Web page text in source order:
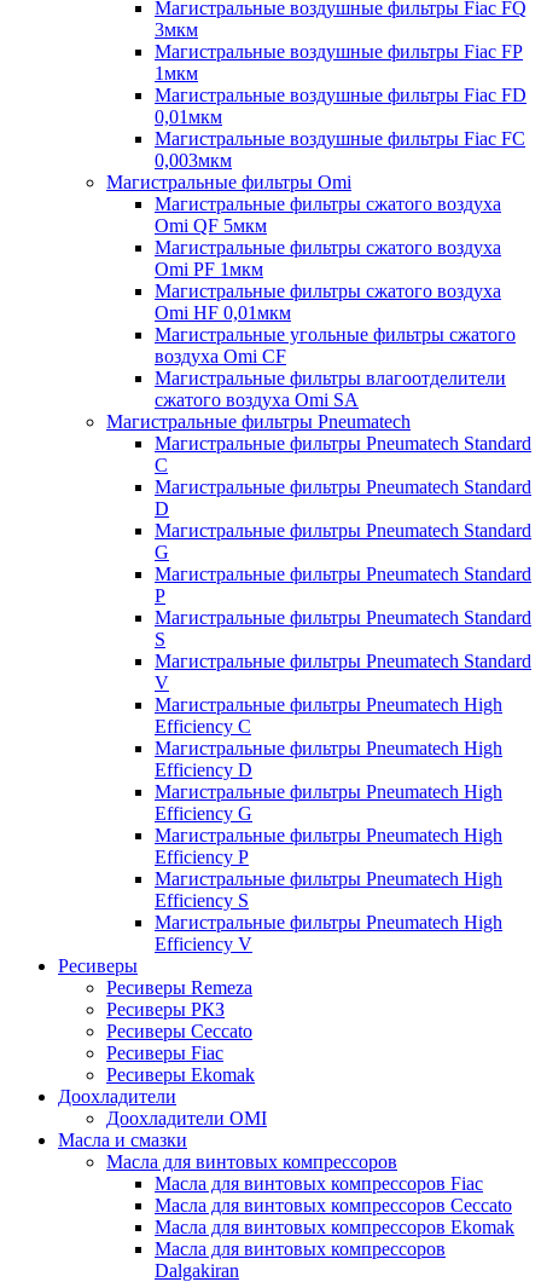
Магистральные воздушные фильтры Fiac FQ
3мкм
Магистральные воздушные фильтры Fiac FP
1мкм
Магистральные воздушные фильтры Fiac FD
0,01мкм
Магистральные воздушные фильтры Fiac FC
0,003мкм
Магистральные фильтры Omi
Магистральные фильтры сжатого воздуха
Omi QF 5мкм
Магистральные фильтры сжатого воздуха
Omi PF 1мкм
Магистральные фильтры сжатого воздуха
Omi HF 0,01мкм
Магистральные угольные фильтры сжатого
воздуха Omi CF
Магистральные фильтры влагоотделители
сжатого воздуха Omi SA
Магистральные фильтры Pneumatech
Магистральные фильтры Pneumatech Standard
C
Магистральные фильтры Pneumatech Standard
D
Магистральные фильтры Pneumatech Standard
G
Магистральные фильтры Pneumatech Standard
P
Магистральные фильтры Pneumatech Standard
S
Магистральные фильтры Pneumatech Standard
V
Магистральные фильтры Pneumatech High
Efficiency C
Магистральные фильтры Pneumatech High
Efficiency D
Магистральные фильтры Pneumatech High
Efficiency G
Магистральные фильтры Pneumatech High
Efficiency P
Магистральные фильтры Pneumatech High
Efficiency S
Магистральные фильтры Pneumatech High
Efficiency V
Ресиверы
Ресиверы Remeza
Ресиверы РКЗ
Ресиверы Ceccato
Ресиверы Fiac
Ресиверы Ekomak
Доохладители
Доохладители OMI
Масла и смазки
Масла для винтовых компрессоров
Масла для винтовых компрессоров Fiac
Масла для винтовых компрессоров Ceccato
Масла для винтовых компрессоров Ekomak
Масла для винтовых компрессоров
Dalgakiran